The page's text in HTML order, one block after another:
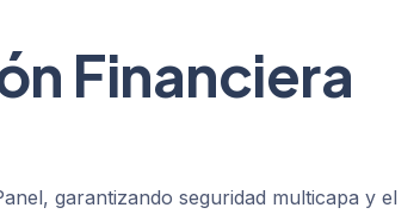
Financiera
garantizando seguridad multicapa y el